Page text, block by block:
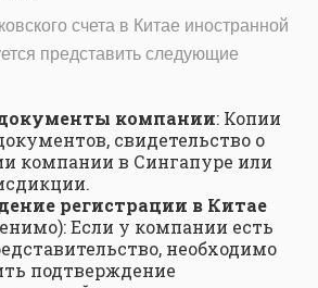
счета в Китае иностранной
представить следующие
компании: Копии
свидетельство о
компании в Сингапуре или
регистрации в Китае
Если у компании есть
необходимо
подтверждение